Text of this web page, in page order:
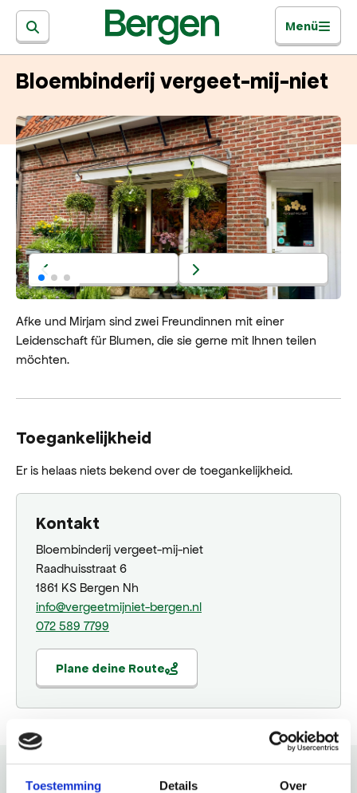
Toestemming Details Over
Menü
Bloembinderij vergeet-mij-niet
Afke und Mirjam sind zwei Freundinnen mit einer
Leidenschaft für Blumen, die sie gerne mit Ihnen teilen
möchten.
Toegankelijkheid
Er is helaas niets bekend over de toegankelijkheid.
Kontakt
Bloembinderij vergeet-mij-niet
Raadhuisstraat 6
1861 KS Bergen Nh
info@vergeetmijniet-bergen.nl
072 589 7799
Plane deine Route